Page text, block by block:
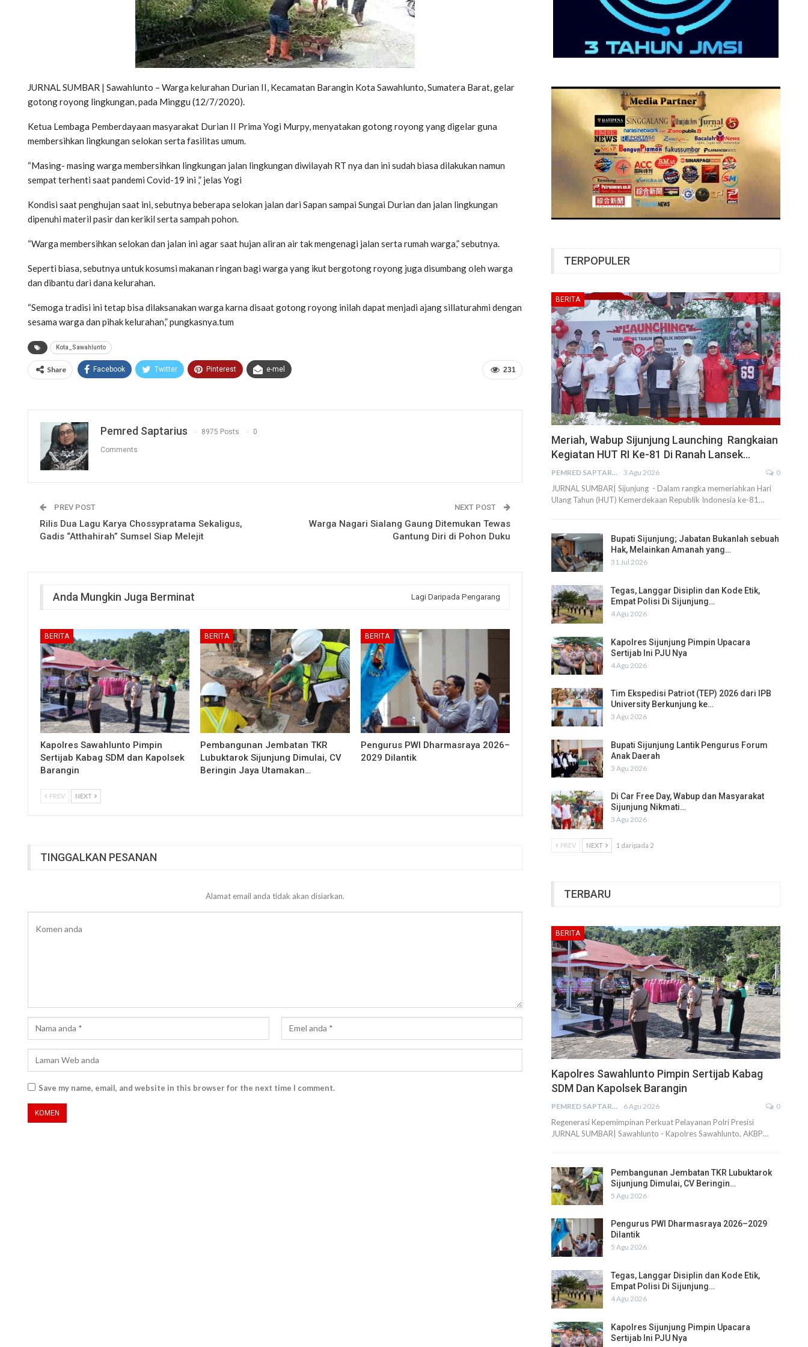
JURNAL SUMBAR | Sawahlunto – Warga kelurahan Durian II, Kecamatan Barangin Kota Sawahlunto, Sumatera Barat, gelar
gotong royong lingkungan, pada Minggu (12/7/2020).
Ketua Lembaga Pemberdayaan masyarakat Durian II Prima Yogi Murpy, menyatakan gotong royong yang digelar guna
membersihkan lingkungan selokan serta fasilitas umum.
“Masing- masing warga membersihkan lingkungan jalan lingkungan diwilayah RT nya dan ini sudah biasa dilakukan namun
sempat terhenti saat pandemi Covid-19 ini ,” jelas Yogi
Kondisi saat penghujan saat ini, sebutnya beberapa selokan jalan dari Sapan sampai Sungai Durian dan jalan lingkungan
dipenuhi materil pasir dan kerikil serta sampah pohon.
“Warga membersihkan selokan dan jalan ini agar saat hujan aliran air tak mengenagi jalan serta rumah warga,” sebutnya.
Seperti biasa, sebutnya untuk kosumsi makanan ringan bagi warga yang ikut bergotong royong juga disumbang oleh warga
dan dibantu dari dana kelurahan.
“Semoga tradisi ini tetap bisa dilaksanakan warga karna disaat gotong royong inilah dapat menjadi ajang sillaturahmi dengan
sesama warga dan pihak kelurahan,” pungkasnya.tum
Kota_Sawahlunto
231
Share Facebook Twitter Pinterest e-mel
Pemred Saptarius 8975 Posts 0
Comments
PREV POST
Rilis Dua Lagu Karya Chossypratama Sekaligus,
Gadis “Atthahirah” Sumsel Siap Melejit
NEXT POST
Warga Nagari Sialang Gaung Ditemukan Tewas
Gantung Diri di Pohon Duku
Anda Mungkin Juga Berminat Lagi Daripada Pengarang
BERITA
Kapolres Sawahlunto Pimpin
Sertijab Kabag SDM dan Kapolsek
Barangin
BERITA
Pembangunan Jembatan TKR
Lubuktarok Sijunjung Dimulai, CV
Beringin Jaya Utamakan…
BERITA
Pengurus PWI Dharmasraya 2026–
2029 Dilantik
PREV NEXT
TINGGALKAN PESANAN
Alamat email anda tidak akan disiarkan.
Save my name, email, and website in this browser for the next time I comment.
TERPOPULER
BERITA
Meriah, Wabup Sijunjung Launching Rangkaian
Kegiatan HUT RI Ke-81 Di Ranah Lansek…
PEMRED SAPTARIUS 3 Agu 2026 0
JURNAL SUMBAR| Sijunjung - Dalam rangka memeriahkan Hari
Ulang Tahun (HUT) Kemerdekaan Republik Indonesia ke-81…
Bupati Sijunjung; Jabatan Bukanlah sebuah
Hak, Melainkan Amanah yang…
31 Jul 2026
Tegas, Langgar Disiplin dan Kode Etik,
Empat Polisi Di Sijunjung…
4 Agu 2026
Kapolres Sijunjung Pimpin Upacara
Sertijab Ini PJU Nya
4 Agu 2026
Tim Ekspedisi Patriot (TEP) 2026 dari IPB
University Berkunjung ke…
3 Agu 2026
Bupati Sijunjung Lantik Pengurus Forum
Anak Daerah
3 Agu 2026
Di Car Free Day, Wabup dan Masyarakat
Sijunjung Nikmati…
3 Agu 2026
PREV NEXT 1 daripada 2
TERBARU
BERITA
Kapolres Sawahlunto Pimpin Sertijab Kabag
SDM Dan Kapolsek Barangin
PEMRED SAPTARIUS 6 Agu 2026 0
Regenerasi Kepemimpinan Perkuat Pelayanan Polri Presisi
JURNAL SUMBAR| Sawahlunto - Kapolres Sawahlunto, AKBP…
Pembangunan Jembatan TKR Lubuktarok
Sijunjung Dimulai, CV Beringin…
5 Agu 2026
Pengurus PWI Dharmasraya 2026–2029
Dilantik
5 Agu 2026
Tegas, Langgar Disiplin dan Kode Etik,
Empat Polisi Di Sijunjung…
4 Agu 2026
Kapolres Sijunjung Pimpin Upacara
Sertijab Ini PJU Nya